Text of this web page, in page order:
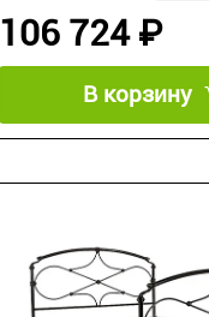
106 724 ₽
В корзину